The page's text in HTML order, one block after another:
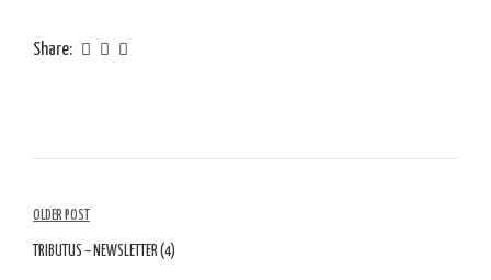
Share:
Navegação
de
OLDER POST
TRIBUTUS – NEWSLETTER (4)